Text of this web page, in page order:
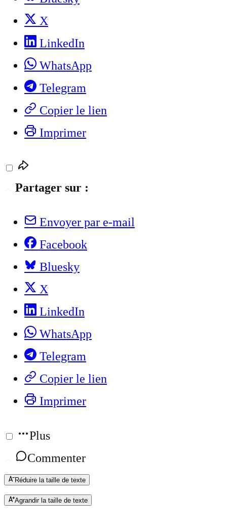
X
LinkedIn
WhatsApp
Telegram
Copier le lien
Imprimer
Partager sur :
Envoyer par e-mail
Facebook
Bluesky
X
LinkedIn
WhatsApp
Telegram
Copier le lien
Imprimer
Plus
Commenter
Réduire la taille de texte
Agrandir la taille de texte